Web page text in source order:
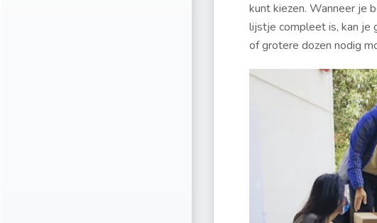
kunt kiezen. Wanneer je
lijstje compleet is, kan je
of grotere dozen nodig